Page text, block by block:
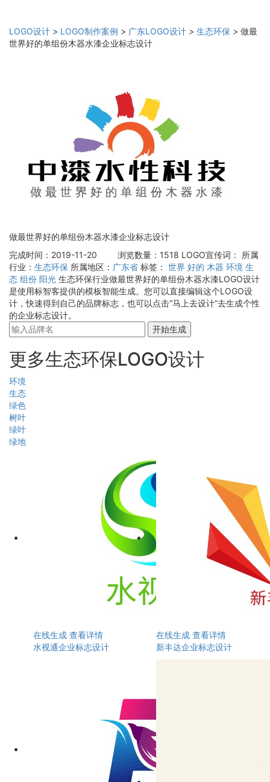
LOGO设计 > LOGO制作案例 > 广东LOGO设计 > 生态环保 > 做最
世界好的单组份木器水漆企业标志设计
做最世界好的单组份木器水漆企业标志设计
完成时间：2019-11-20
浏览数量：1518 LOGO宣传词：
所属
行业： 生态环保 所属地区： 广东省 标签： 世界 好的 木器 环境 生
态 组份 阳光 生态环保行业做最世界好的单组份木器水漆LOGO设计
是使用标智客提供的模板智能生成。您可以直接编辑这个LOGO设
计，快速得到自己的品牌标志，也可以点击“马上去设计”去生成个性
的企业标志设计。
开始生成
更多生态环保LOGO设计
环境
生态
绿色
树叶
绿叶
绿地
在线生成 查看详情
水视通企业标志设计
在线生成 查看详情
新丰达企业标志设计